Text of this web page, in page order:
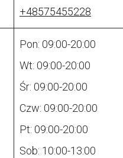
+48575455228
Pon: 09:00-20:00
Wt: 09:00-20:00
Śr: 09:00-20:00
Czw: 09:00-20:00
Pt: 09:00-20:00
Sob: 10:00-13:00